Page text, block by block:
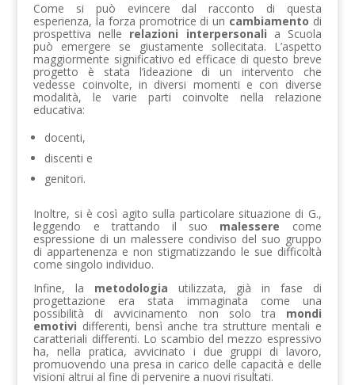
Come si può evincere dal racconto di questa
esperienza, la forza promotrice di un cambiamento di
prospettiva nelle relazioni interpersonali a Scuola
può emergere se giustamente sollecitata. L’aspetto
maggiormente significativo ed efficace di questo breve
progetto è stata l’ideazione di un intervento che
vedesse coinvolte, in diversi momenti e con diverse
modalità, le varie parti coinvolte nella relazione
educativa:
docenti,
discenti e
genitori.
Inoltre, si è così agito sulla particolare situazione di G.,
leggendo e trattando il suo malessere come
espressione di un malessere condiviso del suo gruppo
di appartenenza e non stigmatizzando le sue difficoltà
come singolo individuo.
Infine, la metodologia utilizzata, già in fase di
progettazione era stata immaginata come una
possibilità di avvicinamento non solo tra mondi
emotivi differenti, bensì anche tra strutture mentali e
caratteriali differenti. Lo scambio del mezzo espressivo
ha, nella pratica, avvicinato i due gruppi di lavoro,
promuovendo una presa in carico delle capacità e delle
visioni altrui al fine di pervenire a nuovi risultati.